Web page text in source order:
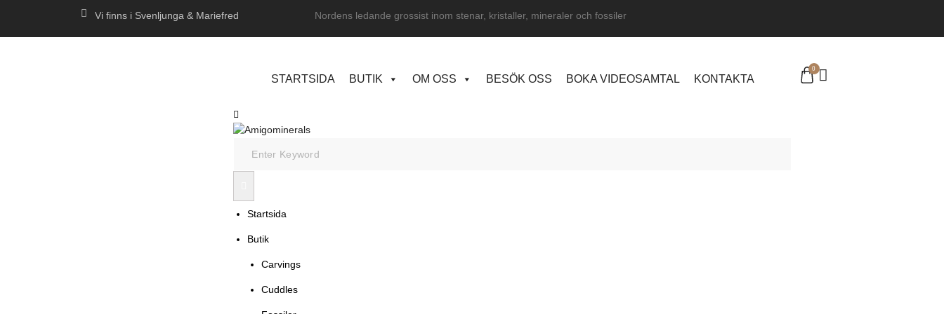
Vi finns i Svenljunga & Mariefred Nordens ledande grossist inom stenar, kristaller, mineraler och fossiler
STARTSIDA BUTIK OM OSS BESÖK OSS BOKA VIDEOSAMTAL KONTAKTA
Startsida
Butik
Carvings
Cuddles
0